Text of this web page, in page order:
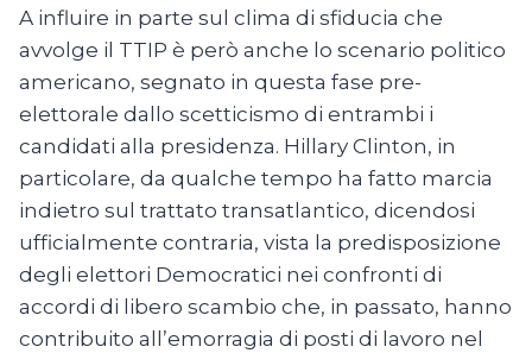
A influire in parte sul clima di sfiducia che
avvolge il TTIP è però anche lo scenario politico
americano, segnato in questa fase pre-
elettorale dallo scetticismo di entrambi i
candidati alla presidenza. Hillary Clinton, in
particolare, da qualche tempo ha fatto marcia
indietro sul trattato transatlantico, dicendosi
ufficialmente contraria, vista la predisposizione
degli elettori Democratici nei confronti di
accordi di libero scambio che, in passato, hanno
contribuito all’emorragia di posti di lavoro nel